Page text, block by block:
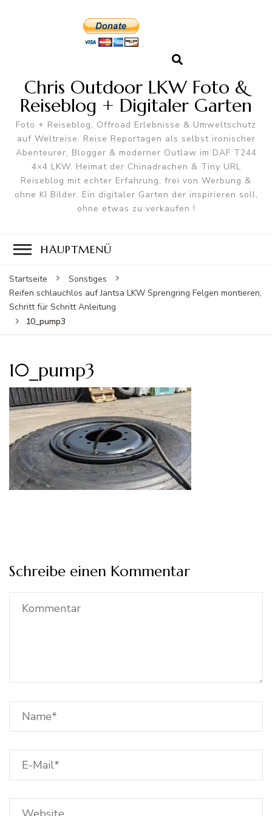
Chris Outdoor LKW Foto &
Reiseblog + Digitaler Garten
Foto + Reiseblog, Offroad Erlebnisse & Umweltschutz
auf Weltreise. Reise Reportagen als selbst ironischer
Abenteurer, Blogger & moderner Outlaw im DAF T244
4×4 LKW. Heimat der Chinadrachen & Tiny URL
Reiseblog mit echter Erfahrung, frei von Werbung &
ohne KI Bilder. Ein digitaler Garten der inspirieren soll,
ohne etwas zu verkaufen !
HAUPTMENÜ
Startseite
Sonstiges
Reifen schlauchlos auf Jantsa LKW Sprengring Felgen montieren,
Schritt für Schritt Anleitung
10_pump3
10_pump3
Schreibe einen Kommentar